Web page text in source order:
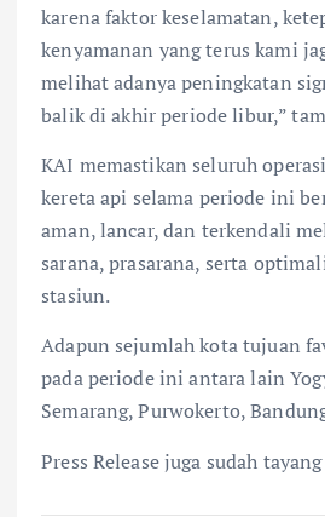
karena faktor keselamatan,
kenyamanan yang terus kami
melihat adanya peningkatan
balik di akhir periode libur,”
KAI memastikan seluruh
kereta api selama periode ini
aman, lancar, dan terkendali
sarana, prasarana, serta
stasiun.
Adapun sejumlah kota tujuan
pada periode ini antara lain
Semarang, Purwokerto,
Press Release juga sudah